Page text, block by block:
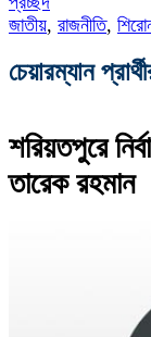
জাতীয়, রাজনীতি,
চেয়ারম্যান
শরিয়তপুরে
তারেক রহমান